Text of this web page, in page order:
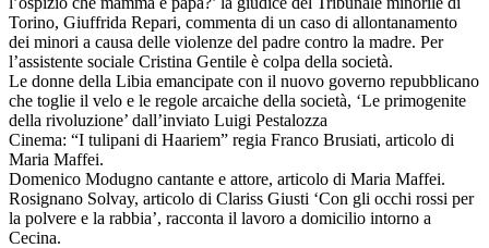
Torino, Giuffrida Repari, commenta di un caso di allontanamento
dei minori a causa delle violenze del padre contro la madre. Per
l’assistente sociale Cristina Gentile è colpa della società.
Le donne della Libia emancipate con il nuovo governo repubblicano
che toglie il velo e le regole arcaiche della società, ‘Le primogenite
della rivoluzione’ dall’inviato Luigi Pestalozza
Cinema: “I tulipani di Haariem” regia Franco Brusiati, articolo di
Maria Maffei.
Domenico Modugno cantante e attore, articolo di Maria Maffei.
Rosignano Solvay, articolo di Clariss Giusti ‘Con gli occhi rossi per
la polvere e la rabbia’, racconta il lavoro a domicilio intorno a
Cecina.